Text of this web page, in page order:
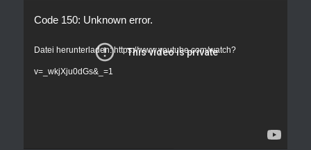
Code 150: Unknown error.
Datei herunterladen: https://www.youtube.com/watch?
v=_wkjXju0dGs&_=1